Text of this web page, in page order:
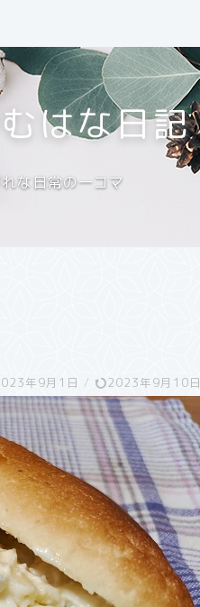
はな日記
な日常の一コマ
年9月1日 / 2023年9月10日